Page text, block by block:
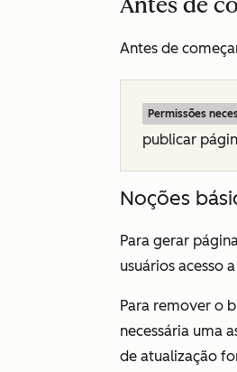
Antes de
Permissões
publicar
Noções
Para gerar
usuários acesso
Para remover o
necessária uma
de atualização